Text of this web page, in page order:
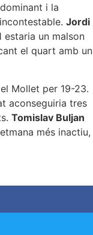
i la
Jordi
estaria un malson
el quart amb un
Mollet per 19-23.
aconseguiria tres
Tomislav Buljan
més inactiu,